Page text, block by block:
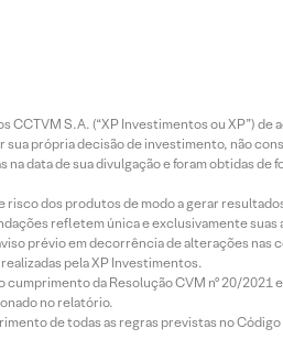
CCTVM S.A. (“XP Investimentos ou XP”)
própria decisão de investimento, não
data de sua divulgação e foram obtidas
dos produtos de modo a gerar
refletem única e exclusivamente
prévio em decorrência de alterações
pela XP Investimentos.
da Resolução CVM nº 20/
no relatório.
de todas as regras previstas no